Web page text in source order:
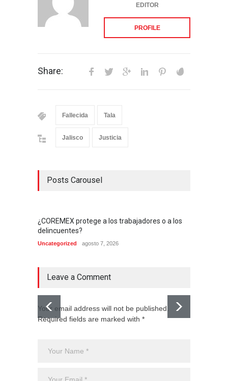
EDITOR
PROFILE
Share:
Fallecida Tala
Jalisco Justicia
Posts Carousel
¿COREMEX protege a los trabajadores o a los
delincuentes?
Uncategorized agosto 7, 2026
Leave a Comment
Your email address will not be published.
Required fields are marked with *